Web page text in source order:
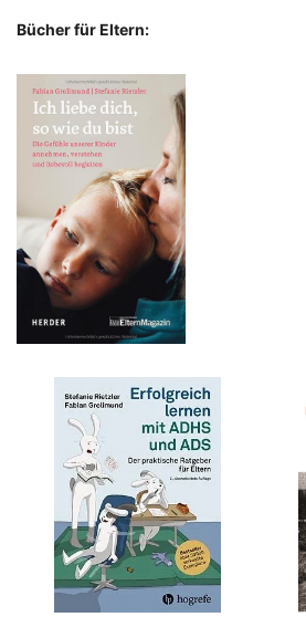
Bücher für Eltern: